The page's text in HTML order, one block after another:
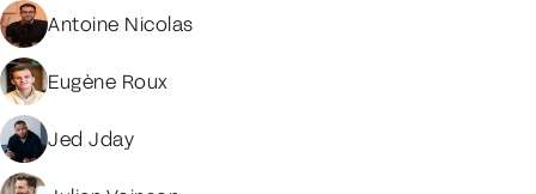
Antoine Nicolas
Eugène Roux
Jed Jday